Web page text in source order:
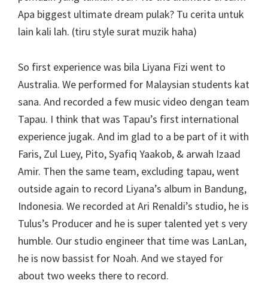
Apa biggest ultimate dream pulak? Tu cerita untuk
lain kali lah. (tiru style surat muzik haha)
So first experience was bila Liyana Fizi went to
Australia. We performed for Malaysian students kat
sana. And recorded a few music video dengan team
Tapau. I think that was Tapau’s first international
experience jugak. And im glad to a be part of it with
Faris, Zul Luey, Pito, Syafiq Yaakob, & arwah Izaad
Amir. Then the same team, excluding tapau, went
outside again to record Liyana’s album in Bandung,
Indonesia. We recorded at Ari Renaldi’s studio, he is
Tulus’s Producer and he is super talented yet s very
humble. Our studio engineer that time was LanLan,
he is now bassist for Noah. And we stayed for
about two weeks there to record.